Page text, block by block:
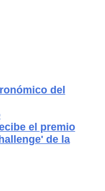
del
el premio
de la